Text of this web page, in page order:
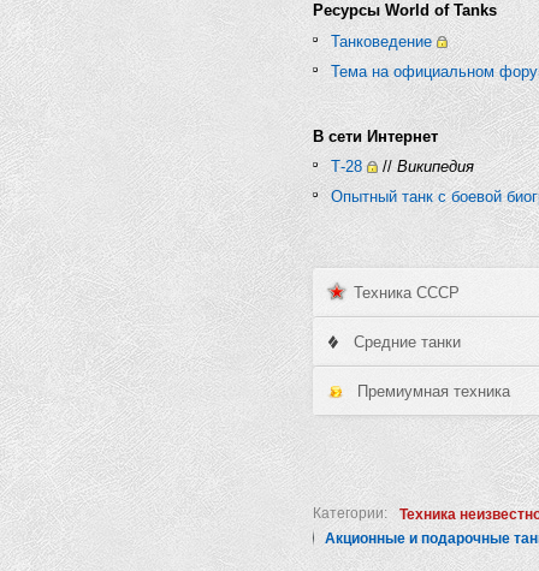
Ресурсы World of Tanks
Танковедение
Тема на официальном
В сети Интернет
Т-28
// Википедия
Опытный танк с боевой
Техника СССР
Средние танки
Премиумная техника
Категории:
Техника
Акционные и подарочные